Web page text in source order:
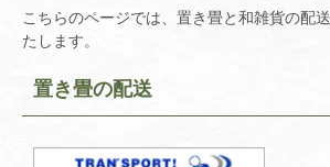
こちらのページでは、置き畳と和雑貨の配
たします。
置き畳の配送